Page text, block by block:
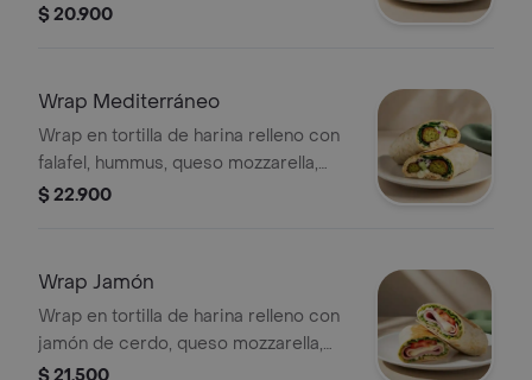
achiotado, queso mozzarella, pico de
$ 20.900
Wrap Mediterráneo
Wrap en tortilla de harina relleno con
falafel, hummus, queso mozzarella,
queso feta, espinaca, pepino, cebolla
$ 22.900
Wrap Jamón
Wrap en tortilla de harina relleno con
jamón de cerdo, queso mozzarella,
lechuga, tomate y alioli.